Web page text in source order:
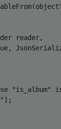
reader,
"is_album"
];